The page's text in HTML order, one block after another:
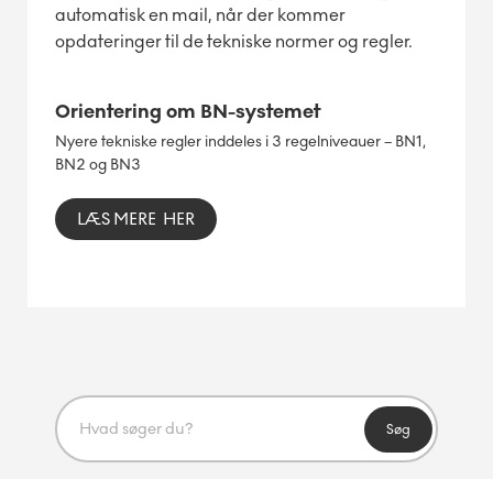
automatisk en mail, når der kommer
opdateringer til de tekniske normer og regler.
Orientering om BN-systemet
Nyere tekniske regler inddeles i 3 regelniveauer – BN1,
BN2 og BN3
LÆS MERE HER
Søg